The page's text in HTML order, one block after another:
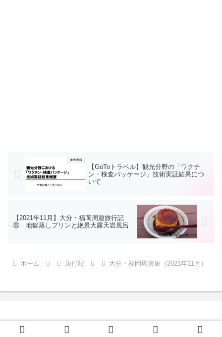
【GoToトラベル】観光分野の「ワクチ
ン・検査パッケージ」技術実証結果につ
いて
【2021年11月】大分・福岡周遊旅行記
⑧ 地獄蒸しプリンと絶景大露天岩風呂
ホーム 旅行記 大分・福岡周遊旅（2021年11月）
Copyright © 2021-2026 旅ライフ 食ライフ All Rights Reserved.